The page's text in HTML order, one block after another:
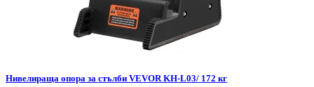
Нивелираща опора за стълби VEVOR KH-L03/ 172 кг